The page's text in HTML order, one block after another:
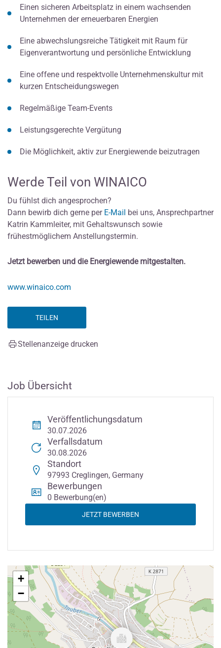
Einen sicheren Arbeitsplatz in einem wachsenden
Unternehmen der erneuerbaren Energien
Eine abwechslungsreiche Tätigkeit mit Raum für
Eigenverantwortung und persönliche Entwicklung
Eine offene und respektvolle Unternehmenskultur mit
kurzen Entscheidungswegen
Regelmäßige Team-Events
Leistungsgerechte Vergütung
Die Möglichkeit, aktiv zur Energiewende beizutragen
Werde Teil von WINAICO
Du fühlst dich angesprochen?
Dann bewirb dich gerne per E-Mail bei uns, Ansprechpartner
Katrin Kammleiter, mit Gehaltswunsch sowie
frühestmöglichem Anstellungstermin.
Jetzt bewerben und die Energiewende mitgestalten.
www.winaico.com
TEILEN
Stellenanzeige drucken
Job Übersicht
Veröffentlichungsdatum
30.07.2026
Verfallsdatum
30.08.2026
Standort
97993 Creglingen, Germany
Bewerbungen
0 Bewerbung(en)
JETZT BEWERBEN
+
−